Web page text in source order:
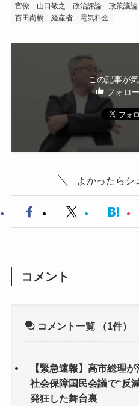
官僚 山口敬之 政治評論 政策議論
百田尚樹
経産省 電気料金
この記事が
フォロ
よかったらシ
コメント
コメント一覧 （1件）
【緊急速報】高市総理
社会保障国民会議で“反
発狂した舞台裏